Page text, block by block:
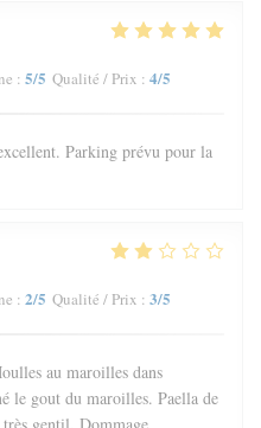
: 5/5 Qualité / Prix : 4/5
Parking prévu pour la
: 2/5 Qualité / Prix : 3/5
au maroilles dans
le gout du maroilles. Paella de